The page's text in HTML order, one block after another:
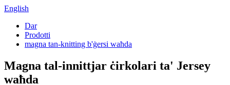
English
Dar
Prodotti
magna tan-knitting b'ġersi waħda
Magna tal-innittjar ċirkolari ta' Jersey
waħda